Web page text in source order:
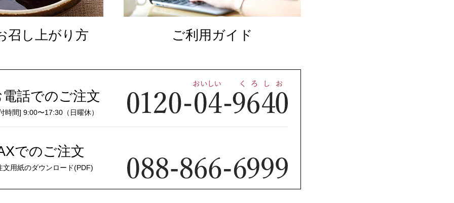
召し上がり方 ご利用ガイド
話でのご注文
時間] 9:00〜17:30（日曜休）
でのご注文
文用紙のダウンロード(PDF)